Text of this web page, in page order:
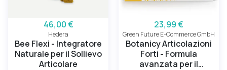
46,00 €
Hedera
Bee Flexi - Integratore
Naturale per il Sollievo
Articolare
23,99 €
Green Future E-Commerce GmbH
Botanicy Articolazioni
Forti - Formula
avanzata per il